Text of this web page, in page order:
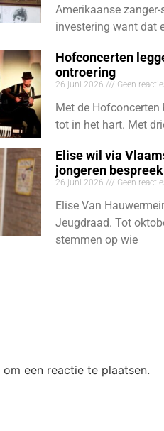
Amerikaanse
investering want dat
Hofconcerten
ontroering
26 juni 2026 Geen
Met de
tot in het hart. Met
Elise wil via
jongeren
26 juni 2026 Geen
Elise Van
Jeugdraad. Tot
stemmen op wie
om een reactie te plaatsen.